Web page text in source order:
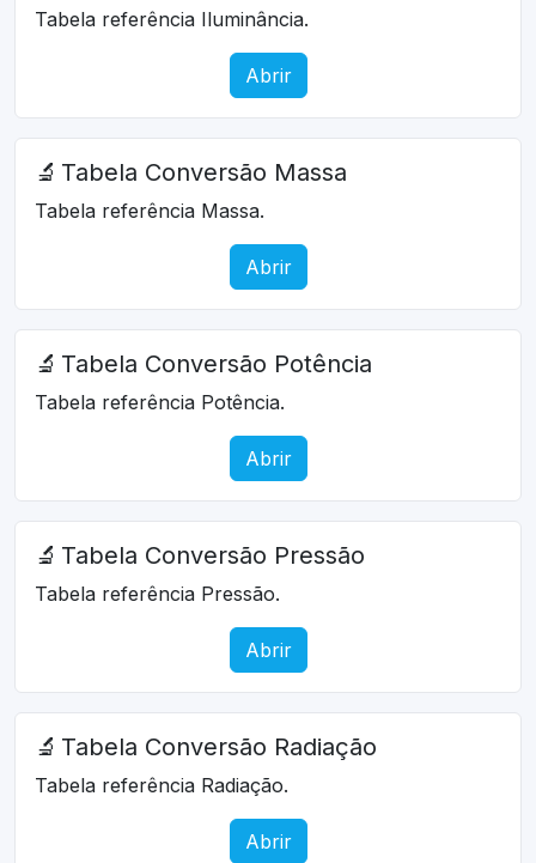
Tabela referência Iluminância.
Abrir
🔬 Tabela Conversão Massa
Tabela referência Massa.
Abrir
🔬 Tabela Conversão Potência
Tabela referência Potência.
Abrir
🔬 Tabela Conversão Pressão
Tabela referência Pressão.
Abrir
🔬 Tabela Conversão Radiação
Tabela referência Radiação.
Abrir